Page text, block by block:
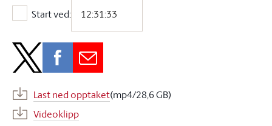
Start ved:
Start ved:
Last ned opptaket(mp4/28,6 GB)
Videoklipp